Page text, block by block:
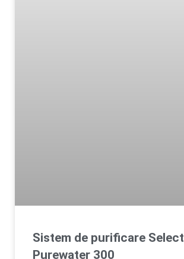
Sistem de purificare Select
Purewater 300